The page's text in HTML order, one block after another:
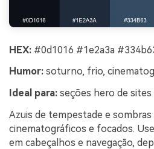
HEX: #0d1016 #1e2a3a
Humor: soturno, frio,
Ideal para: seções hero de sites
Azuis de tempestade e
cinematográficos e focados.
em cabeçalhos e navegação,